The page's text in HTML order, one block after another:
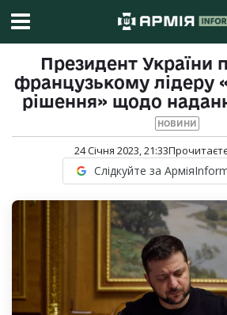
Президент України
французькому лідеру
рішення» щодо
НОВИНИ
24 Січня 2023, 21:33
Слідкуйте за